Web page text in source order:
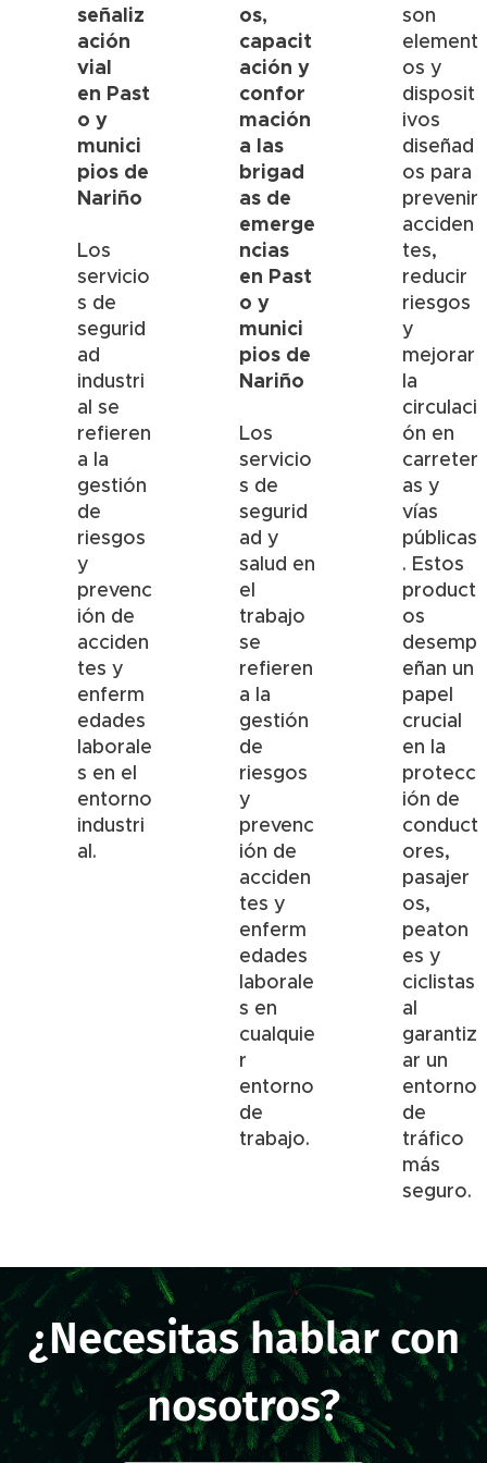
señaliz
ación
vial
en Past
o y
munici
pios de
Nariño
Los
servicio
s de
segurid
ad
industri
al se
refieren
a la
gestión
de
riesgos
y
prevenc
ión de
acciden
tes y
enferm
edades
laborale
s en el
entorno
industri
al.
os,
capacit
ación y
confor
mación
a las
brigad
as de
emerge
ncias
en Past
o y
munici
pios de
Nariño
Los
servicio
s de
segurid
ad y
salud en
el
trabajo
se
refieren
a la
gestión
de
riesgos
y
prevenc
ión de
acciden
tes y
enferm
edades
laborale
s en
cualquie
r
entorno
de
trabajo.
son
element
os y
disposit
ivos
diseñad
os para
prevenir
acciden
tes,
reducir
riesgos
y
mejorar
la
circulaci
ón en
carreter
as y
vías
públicas
. Estos
product
os
desemp
eñan un
papel
crucial
en la
protecc
ión de
conduct
ores,
pasajer
os,
peaton
es y
ciclistas
al
garantiz
ar un
entorno
de
tráfico
más
seguro.
¿Necesitas hablar con
nosotros?